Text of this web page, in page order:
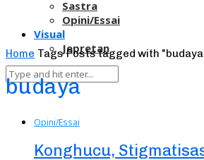
Sastra
Opini/Essai
Visual
Jepretan
Home Tags Posts tagged with
budaya
Opini/Essai
Konghucu,